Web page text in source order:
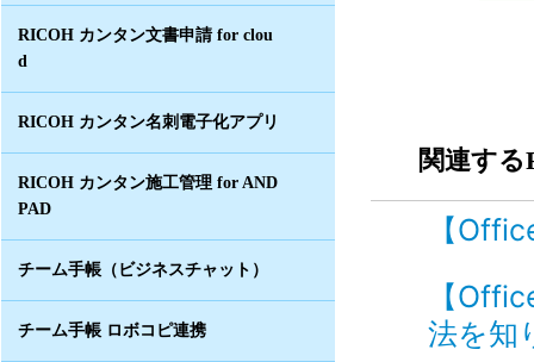
RICOH カンタン文書申請 for clou
d
RICOH カンタン名刺電子化アプリ
RICOH カンタン施工管理 for AND
PAD
チーム手帳（ビジネスチャット）
チーム手帳 ロボコピ連携
関連する
【
【
法を知